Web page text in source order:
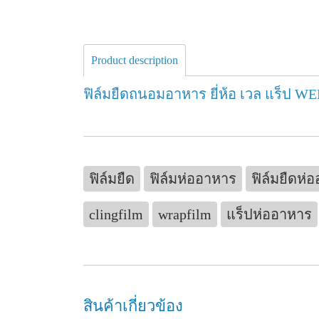
Product description
ฟิล์มยืดถนอมอาหาร ยี่ห้อ เวล แร็ป
ฟิล์มยืด ฟิล์มห่ออาหาร ฟิล์มยืดห่อ
clingfilm wrapfilm แร็ปห่ออาหาร
สินค้าเกี่ยวข้อง